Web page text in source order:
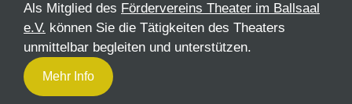
Als Mitglied des Fördervereins Theater im Ballsaal
e.V. können Sie die Tätigkeiten des Theaters
unmittelbar begleiten und unterstützen.
Mehr Info